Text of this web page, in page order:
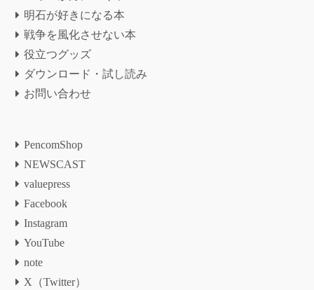
明石が好きになる本
戦争を風化させない本
役立つグッズ
ダウンロード・試し読み
お問い合わせ
PencomShop
NEWSCAST
valuepress
Facebook
Instagram
YouTube
note
X（Twitter）